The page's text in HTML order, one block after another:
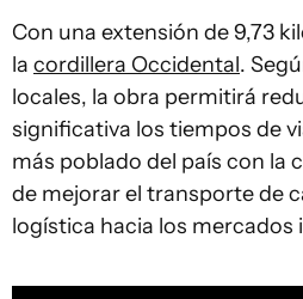
Con una extensión de 9,73
la cordillera Occidental.
locales, la obra permitirá
significativa los tiempos de
más poblado del país con la
de mejorar el transporte de
logística hacia los mercados